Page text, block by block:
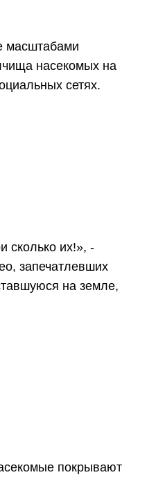
масштабами
насекомых на
сетях.
сколько их!», -
запечатлевших
на земле,
покрывают